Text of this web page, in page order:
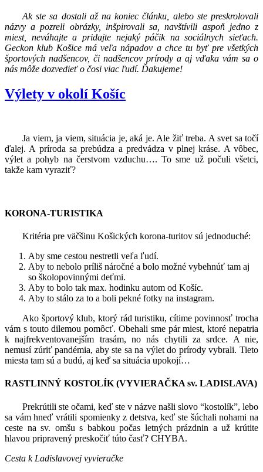
Ak ste sa dostali až na koniec článku, alebo ste preskrolovali
názvy a pozreli obrázky, inšpirovali sa, navštívili aspoň jedno z
miest, neváhajte a pridajte nejaký páčik na sociálnych sieťach.
Geckon klub Košice má veľa nápadov a chce tu byť pre všetkých
športových nadšencov, či nadšencov prírody a aj vďaka vám sa o
nás môže dozvedieť o čosi viac ľudí. Ďakujeme!
Výlety v okolí Košíc
Ja viem, ja viem, situácia je, aká je. Ale žiť treba. A svet sa točí
ďalej. A príroda sa prebúdza a predvádza v plnej kráse. A vôbec,
výlet a pohyb na čerstvom vzduchu…. To sme už počuli všetci,
takže kam vyraziť?
KORONA-TURISTIKA
Kritéria pre väčšinu Košických korona-turitov sú jednoduché:
Aby sme cestou nestretli veľa ľudí.
Aby to nebolo príliš náročné a bolo možné vybehnúť tam aj
so školopovinnými deťmi.
Aby to bolo tak max. hodinku autom od Košíc.
Aby to stálo za to a boli pekné fotky na instagram.
Ako športový klub, ktorý rád turistiku, cítime povinnosť trocha
vám s touto dilemou pomôcť. Obehali sme pár miest, ktoré nepatria
k najfrekventovanejším trasám, no nás chytili za srdce. A nie,
nemusí zúriť pandémia, aby ste sa na výlet do prírody vybrali. Tieto
miesta tam sú a budú, aj keď sa situácia upokojí…
RASTLINNÝ KOSTOLÍK (VYVIERAČKA sv. LADISLAVA)
Prekrútili ste očami, keď ste v názve našli slovo “kostolík”, lebo
sa vám hneď vrátili spomienky z detstva, keď ste šúchali nohami na
ceste na sv. omšu s babkou počas letných prázdnin a už krútite
hlavou pripravený preskočiť túto časť? CHYBA.
Cesta k Ladislavovej vyvieračke